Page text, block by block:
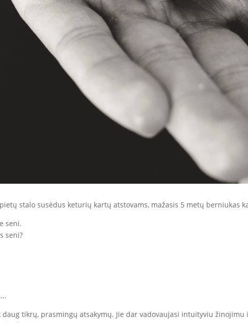
stalo susėdus keturių kartų atstovams, mažasis 5 metų berniukas
seni.
seni?
daug tikrų, prasmingų atsakymų. Jie dar vadovaujasi intuityviu